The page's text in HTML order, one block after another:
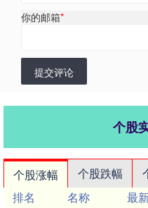
你的邮箱*
提交评论
个股
个股涨幅 个股跌幅
排名
名称 最